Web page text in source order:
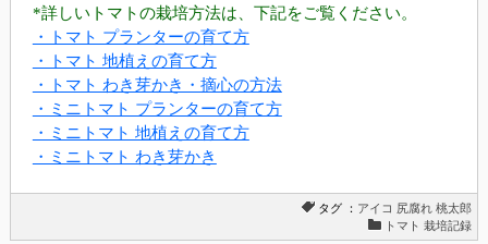
*詳しいトマトの栽培方法は、下記をご覧ください。
・トマト プランターの育て方
・トマト 地植えの育て方
・トマト わき芽かき・摘心の方法
・ミニトマト プランターの育て方
・ミニトマト 地植えの育て方
・ミニトマト わき芽かき
タグ ： アイコ 尻腐れ 桃太郎
トマト 栽培記録